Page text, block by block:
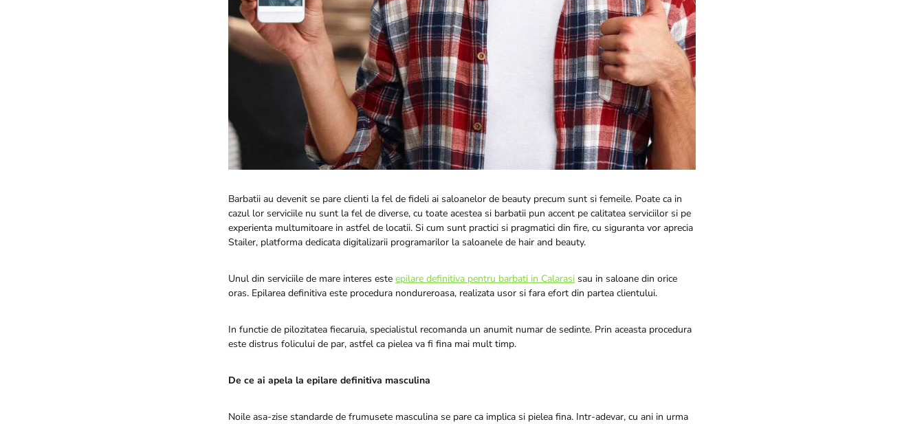
Barbatii au devenit se pare clienti la fel de fideli ai saloanelor de beauty precum sunt si femeile. Poate ca in
cazul lor serviciile nu sunt la fel de diverse, cu toate acestea si barbatii pun accent pe calitatea serviciilor si pe
experienta multumitoare in astfel de locatii. Si cum sunt practici si pragmatici din fire, cu siguranta vor aprecia
Stailer, platforma dedicata digitalizarii programarilor la saloanele de hair and beauty.
Unul din serviciile de mare interes este epilare definitiva pentru barbati in Calarasi sau in saloane din orice
oras. Epilarea definitiva este procedura nondureroasa, realizata usor si fara efort din partea clientului.
In functie de pilozitatea fiecaruia, specialistul recomanda un anumit numar de sedinte. Prin aceasta procedura
este distrus folicului de par, astfel ca pielea va fi fina mai mult timp.
De ce ai apela la epilare definitiva masculina
Noile asa-zise standarde de frumusete masculina se pare ca implica si pielea fina. Intr-adevar, cu ani in urma